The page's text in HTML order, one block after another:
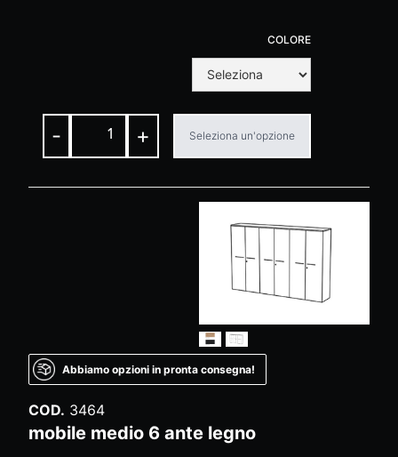
COLORE
- + Seleziona un'opzione
Abbiamo opzioni in pronta consegna!
COD. 3464
mobile medio 6 ante legno